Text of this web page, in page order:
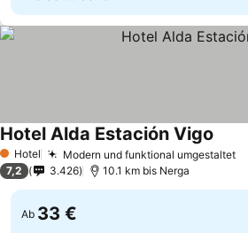
1 Sterne
Hotel Modern und funktional umgestaltet
Hotel Alda Estación Vigo
7,2 3.426 10.1 km bis Nerga
Ab 33 €